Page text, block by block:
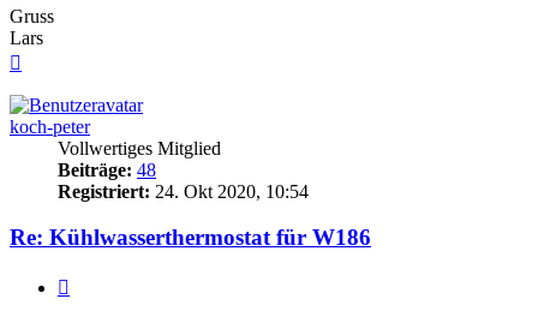
Gruss
Lars
koch-peter
Vollwertiges Mitglied
Beiträge: 48
Registriert: 24. Okt 2020, 10:54
Re: Kühlwasserthermostat für W186